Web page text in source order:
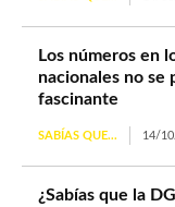
Los números en
nacionales no se
fascinante
SABÍAS QUE... 14/
¿Sabías que la